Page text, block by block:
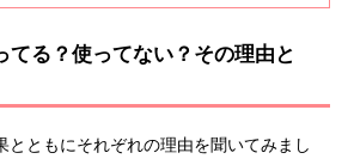
す。実際に使っている人たちから絶賛され
ださいね♪
てる？使ってない？その理由と
とともにそれぞれの理由を聞いてみまし